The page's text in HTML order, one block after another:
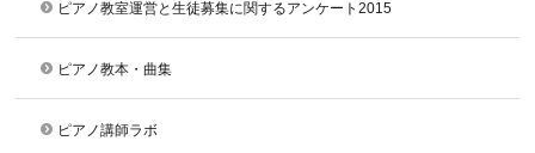
ピアノ教室運営と生徒募集に関するアンケート2015
ピアノ教本・曲集
ピアノ講師ラボ